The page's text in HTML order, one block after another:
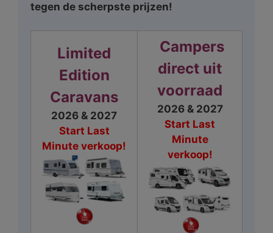
tegen de scherpste prijzen!
Limited
Edition
Caravans
2026 & 2027
Start Last
Minute verkoop!
Campers
direct uit
voorraad
2026 & 2027
Start Last
Minute
verkoop!